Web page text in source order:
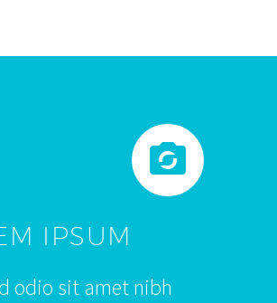


IPSUM
odio sit amet nibh